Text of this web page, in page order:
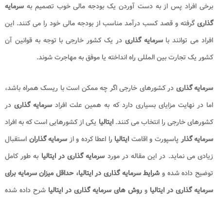
برخی افراد پس از به دست آوردن یک بودجه مالی خوب تصمیم به سرمایه
گذاریگرفته و قصد کسب درآمد مناسب از بودجه مالی خود را می کنند. این
افراد می توانند باسرمایه گذاری در یک کشور خارجی با توجه به قوانین آن
کشور یک تجارت بین المللی راه انداخته یا موفق به مهاجرت شوند‌.
سرمایه گذاری در کشورهای خارجی اگر چه ممکن است با ریسک همراه باشد،
اما در نهایت مزایای بسیاری دارد که به همین علت افراد سرمایه گذاریدر
کشورهای خارجی را انتخاب می کنند.ایتالیا یکی از کشورهایی است که به افراد
سرمایه گذارپاسپورت و اقامت ایتالیا را اعطا کرده و از سرمایه گذاران استقبال
زیادی می نماید. در این مقاله در مورد سرمایه گذاری در ایتالیا به طور کامل
توضیح داده شده و شرایط سرمایه گذاری در ایتالیا، حداقل میزان سرمایه برای
سرمایه گذاری در ایتالیا و روش های سرمایه گذاری در ایتالیا​ شرح داده شده